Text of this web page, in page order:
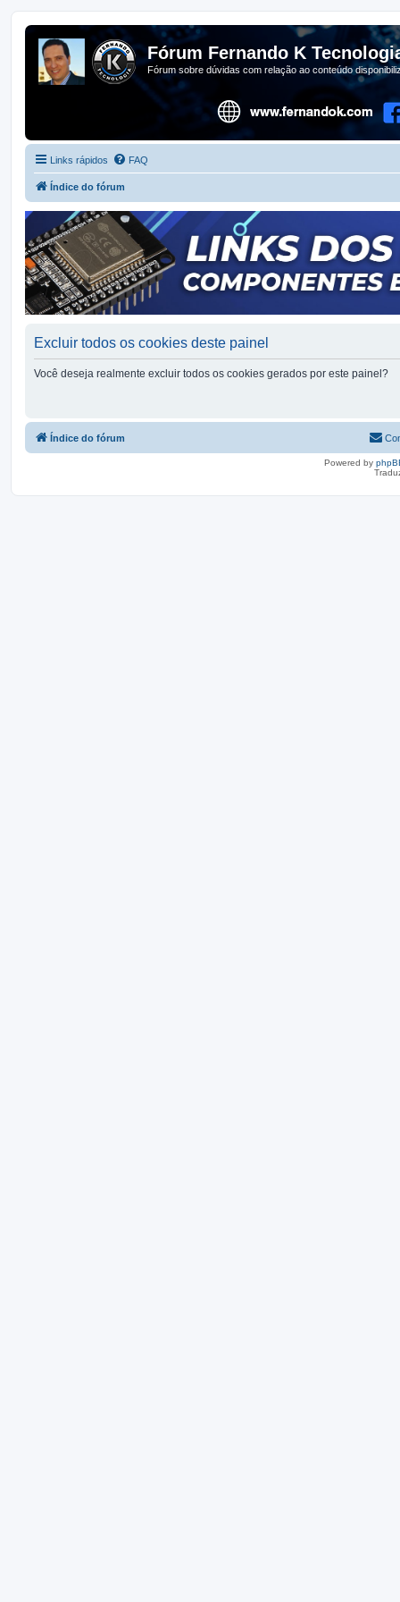
Fórum Fernando K
Fórum sobre dúvidas com relação ao conteúdo
Links rápidos FAQ
Índice do fórum
Excluir todos os cookies deste painel
Você deseja realmente excluir todos os cookies gerados por este painel?
Índice do fórum
Powered by